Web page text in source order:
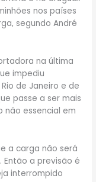
nos países
segundo André
na última
impediu
de Janeiro e de
passe a ser mais
não essencial em
a carga não será
Então a previsão é
interrompido